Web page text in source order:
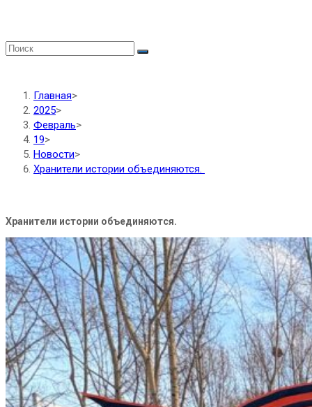
Главная>
2025>
Февраль>
19>
Новости>
Хранители истории объединяются.
Хранители истории объединяются.